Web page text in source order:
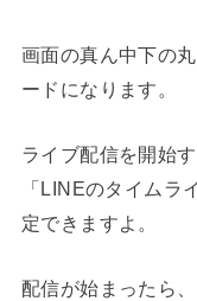
画面の真ん中下の
ードになります。
ライブ配信を開始
「LINEのタイムラ
定できますよ。
配信が始まったら